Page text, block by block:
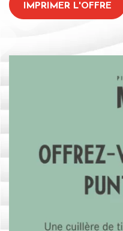
IMPRIMER L'OFFRE